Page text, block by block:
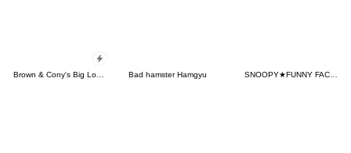
Bad hamster Hamgyu SNOOPY★FUNNY FACES